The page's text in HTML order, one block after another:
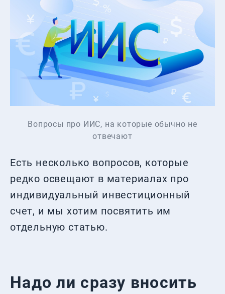
Вопросы про ИИС, на которые обычно не
отвечают
Есть несколько вопросов, которые
редко освещают в материалах про
индивидуальный инвестиционный
счет, и мы хотим посвятить им
отдельную статью.
Надо ли сразу вносить